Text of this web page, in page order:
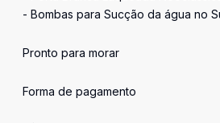
- Bombas para Sucção da água no
Pronto para morar
Forma de pagamento